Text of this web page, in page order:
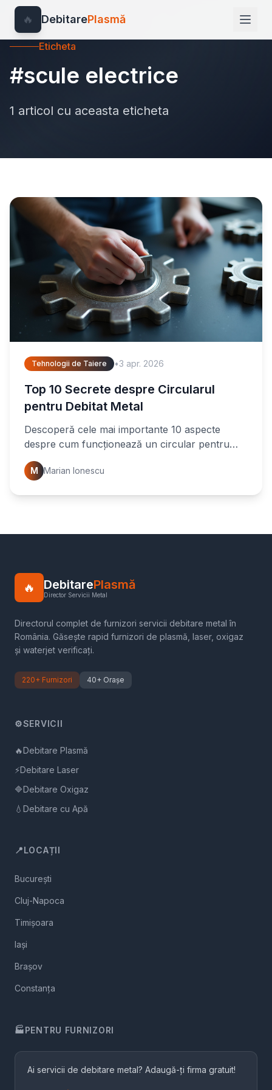
🔥 DebitarePlasmă
Eticheta
#scule electrice
1 articol cu aceasta eticheta
Tehnologii de Taiere •3 apr. 2026
Top 10 Secrete despre Circularul
pentru Debitat Metal
Descoperă cele mai importante 10 aspecte
despre cum funcționează un circular pentru
debitat metal. Află sfaturi esențiale pentru tăieri
precise și eficiente.
M Marian Ionescu
🔥 DebitarePlasmă
Director Servicii Metal
Directorul complet de furnizori servicii debitare metal în
România. Găsește rapid furnizori de plasmă, laser, oxigaz
și waterjet verificați.
220+ Furnizori 40+ Orașe
⚙️SERVICII
🔥Debitare Plasmă
⚡Debitare Laser
🔷Debitare Oxigaz
💧 Debitare cu Apă
📍LOCAȚII
București
Cluj-Napoca
Timișoara
Iași
Brașov
Constanța
🏭PENTRU FURNIZORI
Ai servicii de debitare metal? Adaugă-ți firma gratuit!